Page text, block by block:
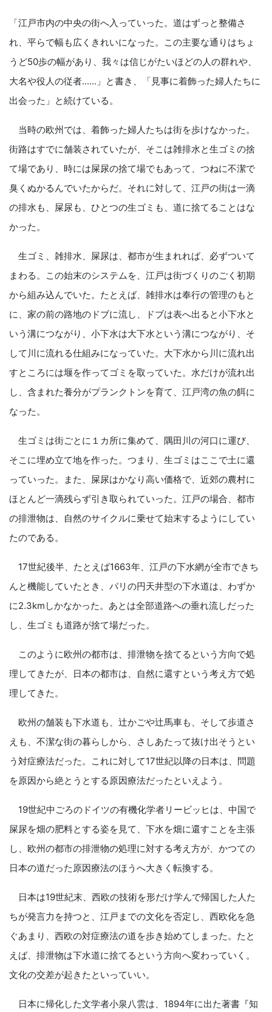
「江戸市内の中央の街へ入っていった。道はずっと整備さ
れ、平らで幅も広くきれいになった。この主要な通りはちょ
うど50歩の幅があり、我々は信じがたいほどの人の群れや、
大名や役人の従者......」と書き、「見事に着飾った婦人たちに
出会った」と続けている。
当時の欧州では、着飾った婦人たちは街を歩けなかった。
街路はすでに舗装されていたが、そこは雑排水と生ゴミの捨
て場であり、時には屎尿の捨て場でもあって、つねに不潔で
臭くぬかるんでいたからだ。それに対して、江戸の街は一滴
の排水も、屎尿も、ひとつの生ゴミも、道に捨てることはな
かった。
生ゴミ、雑排水、屎尿は、都市が生まれれば、必ずついて
まわる。この始末のシステムを、江戸は街づくりのごく初期
から組み込んでいた。たとえば、雑排水は奉行の管理のもと
に、家の前の路地のドブに流し、ドブは表へ出ると小下水と
いう溝につながり、小下水は大下水という溝につながり、そ
して川に流れる仕組みになっていた。大下水から川に流れ出
すところには堰を作ってゴミを取っていた。水だけが流れ出
し、含まれた養分がプランクトンを育て、江戸湾の魚の餌に
なった。
生ゴミは街ごとに１カ所に集めて、隅田川の河口に運び、
そこに埋め立て地を作った。つまり、生ゴミはここで土に還
っていった。また、屎尿はかなり高い価格で、近郊の農村に
ほとんど一滴残らず引き取られていった。江戸の場合、都市
の排泄物は、自然のサイクルに乗せて始末するようにしてい
たのである。
17世紀後半、たとえば1663年、江戸の下水網が全市できち
んと機能していたとき、パリの円天井型の下水道は、わずか
に2.3kmしかなかった。あとは全部道路への垂れ流しだった
し、生ゴミも道路が捨て場だった。
このように欧州の都市は、排泄物を捨てるという方向で処
理してきたが、日本の都市は、自然に還すという考え方で処
理してきた。
欧州の舗装も下水道も、辻かごや辻馬車も、そして歩道さ
えも、不潔な街の暮らしから、さしあたって抜け出そうとい
う対症療法だった。これに対して17世紀以降の日本は、問題
を原因から絶とうとする原因療法だったといえよう。
19世紀中ごろのドイツの有機化学者リービッヒは、中国で
屎尿を畑の肥料とする姿を見て、下水を畑に還すことを主張
し、欧州の都市の排泄物の処理に対する考え方が、かつての
日本の道だった原因療法のほうへ大きく転換する。
日本は19世紀末、西欧の技術を形だけ学んで帰国した人た
ちが発言力を持つと、江戸までの文化を否定し、西欧化を急
ぐあまり、西欧の対症療法の道を歩き始めてしまった。たと
えば、排泄物は下水道に捨てるという方向へ変わっていく。
文化の交差が起きたといっていい。
日本に帰化した文学者小泉八雲は、1894年に出た著書『知